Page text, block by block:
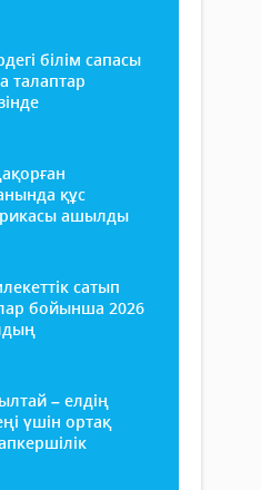
білім сапасы
талаптар
құс
ашылды
сатып
бойынша 2026
– елдің
үшін ортақ